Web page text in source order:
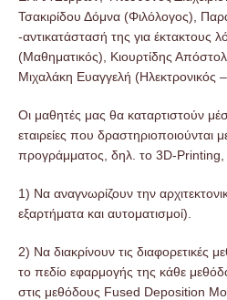
Τσακιρίδου Δόμνα (Φιλόλογος),
-αντικατάστασή της για έκτακτους
(Μαθηματικός), Κιουρτίδης
Μιχαλάκη Ευαγγελή (Ηλεκτρονικός
Οι μαθητές μας θα καταρτιστούν
εταιρείες που δραστηριοποιούνται
προγράμματος, δηλ. το 3D-
1) Να αναγνωρίζουν την
εξαρτήματα και αυτοματισμοί).
2) Να διακρίνουν τις διαφορετικές
το πεδίο εφαρμογής της κάθε
στις μεθόδους Fused Deposition